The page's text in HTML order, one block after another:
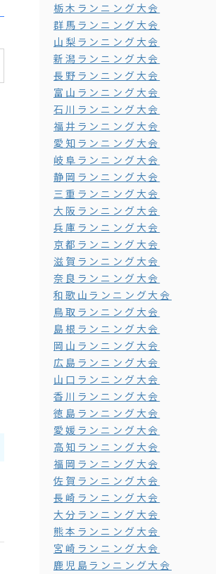
栃木ランニング大会
群馬ランニング大会
山梨ランニング大会
新潟ランニング大会
長野ランニング大会
富山ランニング大会
石川ランニング大会
福井ランニング大会
愛知ランニング大会
岐阜ランニング大会
静岡ランニング大会
三重ランニング大会
大阪ランニング大会
兵庫ランニング大会
京都ランニング大会
滋賀ランニング大会
奈良ランニング大会
和歌山ランニング大会
鳥取ランニング大会
島根ランニング大会
岡山ランニング大会
広島ランニング大会
山口ランニング大会
香川ランニング大会
徳島ランニング大会
愛媛ランニング大会
高知ランニング大会
福岡ランニング大会
佐賀ランニング大会
長崎ランニング大会
大分ランニング大会
熊本ランニング大会
宮崎ランニング大会
鹿児島ランニング大会